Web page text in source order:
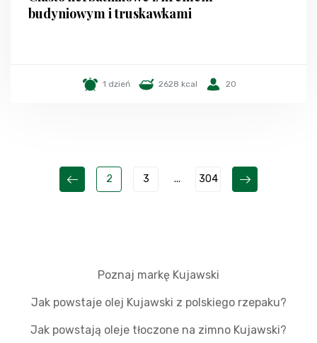
budyniowym i truskawkami
1 dzień 2628 kcal 20
2 3 ... 304
Poznaj markę Kujawski
Jak powstaje olej Kujawski z polskiego rzepaku?
Jak powstają oleje tłoczone na zimno Kujawski?